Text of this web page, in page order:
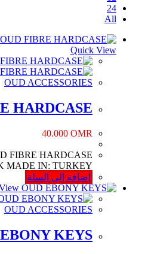
24
All
Quick View
OUD ACCESSORIES
HARDCASE
40.000 OMR
FIBRE HARDCASE
MADE IN: TURKEY
إضافة إلى السلة
OUD ACCESSORIES
KEYS